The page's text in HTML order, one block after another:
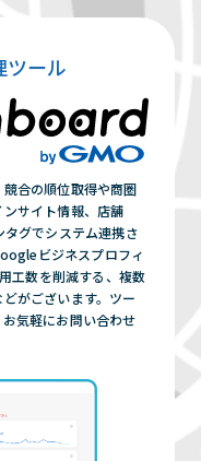
しては、選定キ
WEB周りの
てしまいますの
せん。
ツール
合の順位取得や商圏
サイト情報、店舗
グでシステム連携さ
ビジネスプロフィ
工数を削減する、複数
がございます。ツー
気軽にお問い合わせ